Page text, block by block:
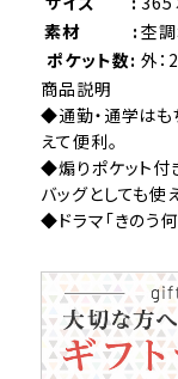
素材 : 杢
ポケット数: 外：
商品説明
◆通勤・通学はも
えて便利。
◆煽りポケット付
バッグとしても使
◆ドラマ「きのう